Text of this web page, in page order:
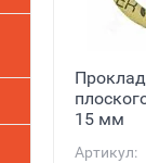
15 мм
Артикул: